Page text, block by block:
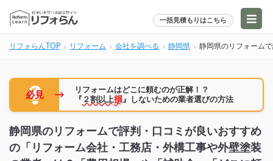
一括見積もりはこちら
リフォらんTOP リフォーム 会社を調べる 静岡県 静岡県のリフォーム
必見 →
リフォームはどこに頼むのが正解！？
『 ２割以上損』しないための業者選びの方法
静岡県のリフォームで評判・口コミが良いおすすめ
の「リフォーム会社・工務店・外構工事や外壁塗装